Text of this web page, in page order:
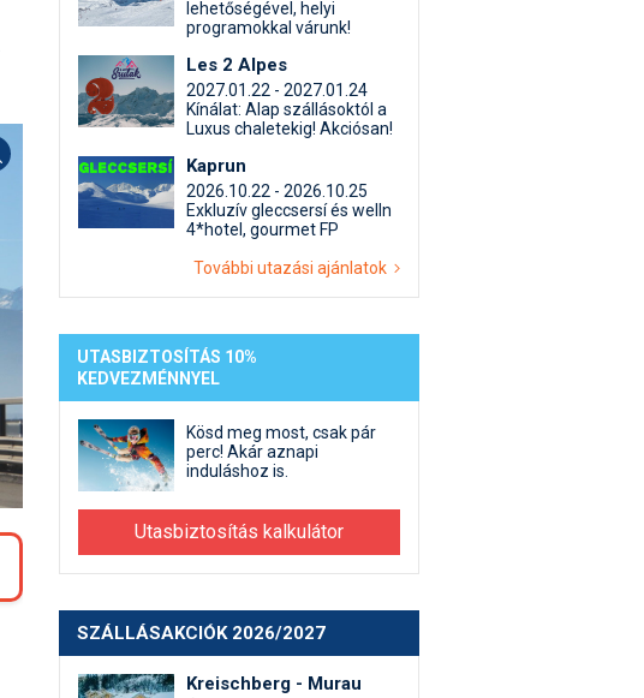
Termékkereső
Minden egyéb síeléshez kapcsolódó téma
A honlappal kapcsolatos kérdések és válaszok
Kötetlen beszélgetések
lehetőségével, helyi
programokkal várunk!
Les 2 Alpes
2027.01.22 - 2027.01.24
Kínálat: Alap szállásoktól a
Luxus chaletekig! Akciósan!
Kaprun
2026.10.22 - 2026.10.25
Exkluzív gleccsersí és welln
4*hotel, gourmet FP
További utazási ajánlatok
UTASBIZTOSÍTÁS 10%
KEDVEZMÉNNYEL
Kösd meg most, csak pár
perc! Akár aznapi
induláshoz is.
Utasbiztosítás kalkulátor
SZÁLLÁSAKCIÓK 2026/2027
Kreischberg - Murau